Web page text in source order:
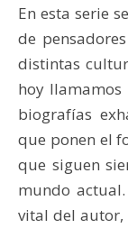
En esta serie
de
distintas
hoy llamamos
biografías
que ponen el
que siguen
mundo
vital del autor,